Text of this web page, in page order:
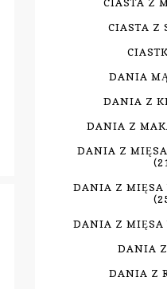
CIASTA Z
CIASTA Z
DANIA
DANIA Z
DANIA Z
DANIA Z MIĘSA
DANIA Z MIĘSA
DANIA Z MIĘSA
DANIA Z
DANIA Z